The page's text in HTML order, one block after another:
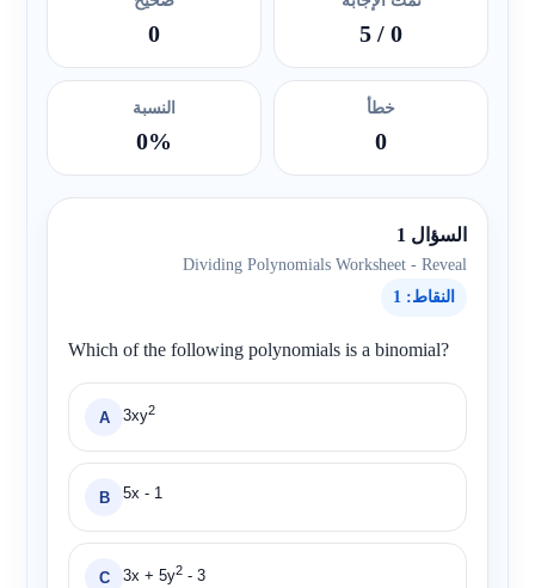
0
/ 5
0
خطأ
0
النسبة
0%
السؤال 1
Dividing Polynomials Worksheet - Reveal
النقاط: 1
Which of the following polynomials is a binomial?
A 3xy2
B 5x - 1
C 3x + 5y2 - 3